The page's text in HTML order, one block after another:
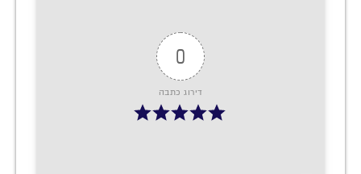
0
דירוג כתבה